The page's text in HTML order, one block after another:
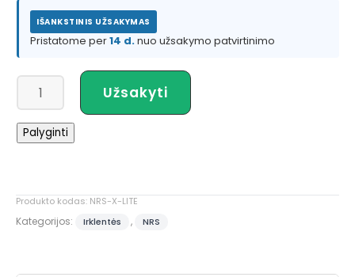
IŠANKSTINIS UŽSAKYMAS
Pristatome per14 d.nuo užsakymo patvirtinimo
kiekis:
NRS
X-
Irklentė
Užsakyti
Palyginti
Produkto kodas: NRS-X-LITE
Kategorijos: Irklentės , NRS